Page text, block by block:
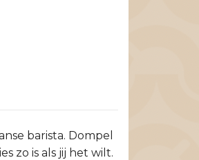
barista. Dompel
zo is als jij het wilt.